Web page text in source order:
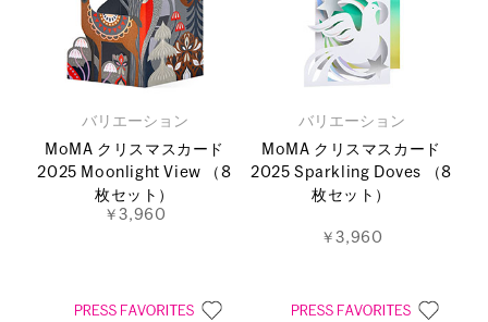
バリエーション
MoMA クリスマスカード
2025 Moonlight View （8
枚セット）
￥3,960
バリエーション
MoMA クリスマスカード
2025 Sparkling Doves （8
枚セット）
￥3,960